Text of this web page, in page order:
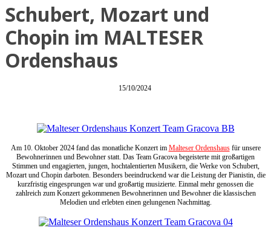
Schubert, Mozart und
Chopin im MALTESER
Ordenshaus
15/10/2024
Am 10. Oktober 2024 fand das monatliche Konzert im Malteser Ordenshausfür unsere
Bewohnerinnen und Bewohner statt. Das Team Gracova begeisterte mit großartigen
Stimmen und engagierten, jungen, hochtalentierten Musikern, die Werke von Schubert,
Mozart und Chopin darboten. Besonders beeindruckend war die Leistung der Pianistin, die
kurzfristig eingesprungen war und großartig musizierte. Einmal mehr genossen die
zahlreich zum Konzert gekommenen Bewohnerinnen und Bewohner die klassischen
Melodien und erlebten einen gelungenen Nachmittag.